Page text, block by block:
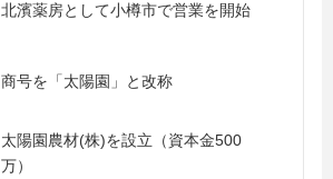
北濱薬房として小樽市で営業を開始
商号を「太陽園」と改称
太陽園農材(株)を設立（資本金500
万）